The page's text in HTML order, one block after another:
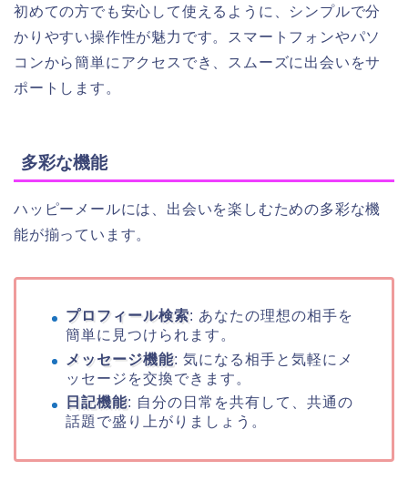
初めての方でも安心して使えるように、シンプルで分
かりやすい操作性が魅力です。スマートフォンやパソ
コンから簡単にアクセスでき、スムーズに出会いをサ
ポートします。
多彩な機能
ハッピーメールには、出会いを楽しむための多彩な機
能が揃っています。
プロフィール検索: あなたの理想の相手を
簡単に見つけられます。
メッセージ機能: 気になる相手と気軽にメ
ッセージを交換できます。
日記機能: 自分の日常を共有して、共通の
話題で盛り上がりましょう。